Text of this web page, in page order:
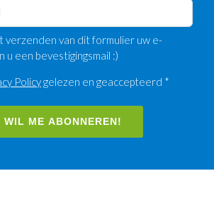
verzenden van dit formulier uw e-
u een bevestigingsmail :)
Policygelezen en geaccepteerd *
WIL ME ABONNEREN!